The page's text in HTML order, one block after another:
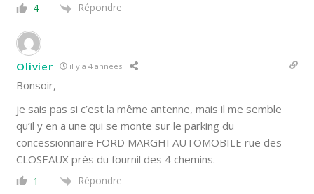
4 Répondre
Olivier il y a 4 années
Bonsoir,
je sais pas si c’est la même antenne, mais il me semble
qu’il y en a une qui se monte sur le parking du
concessionnaire FORD MARGHI AUTOMOBILE rue des
CLOSEAUX près du fournil des 4 chemins.
1 Répondre